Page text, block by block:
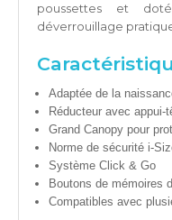
poussettes et
déverrouillage
Adaptée de la
Réducteur avec appui-
Grand Canopy pour
Norme de sécurité i-
Système Click & Go
Boutons de mémoires
Compatibles avec